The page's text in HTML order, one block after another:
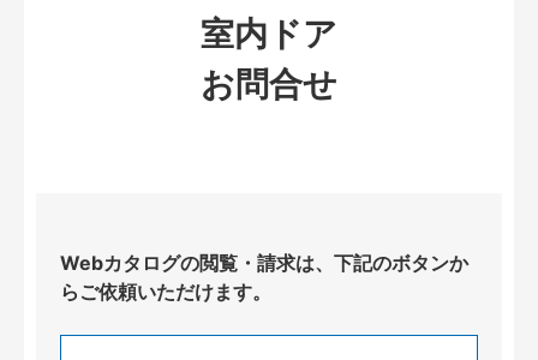
室内ドア
お問合せ
Webカタログの閲覧・請求は、下記のボタンか
らご依頼いただけます。